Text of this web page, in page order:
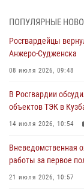
Росгвардейцы
05 августа 2026, 09:30
Росгвардейцы
05 августа 2026, 08:50
Росгвардейцы
05 августа 2026, 08:10
Росгвардейцы в
ПОПУЛЯРНЫЕ
Росгвардейцы
Анжеро-Судженска
08 июля 2026, 09:48
В Росгвардии
объектов ТЭК в
14 июля 2026, 10:54
Вневедомственная
работы за первое
21 июля 2026, 10:57